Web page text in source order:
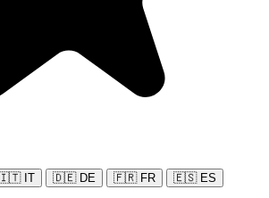
🇮🇹 IT 🇩🇪 DE 🇫🇷 FR
🇪🇸 ES